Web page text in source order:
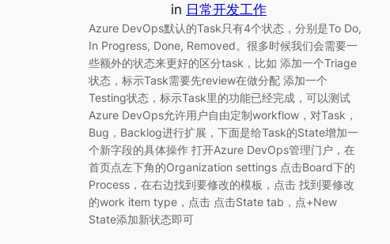
in 日常开发工作
Azure DevOps默认的Task只有4个状态，分别是To Do,
In Progress, Done, Removed。很多时候我们会需要一
些额外的状态来更好的区分task，比如 添加一个Triage
状态，标示Task需要先review在做分配 添加一个
Testing状态，标示Task里的功能已经完成，可以测试
Azure DevOps允许用户自由定制workflow，对Task，
Bug，Backlog进行扩展，下面是给Task的State增加一
个新字段的具体操作 打开Azure DevOps管理门户，在
首页点左下角的Organization settings 点击Board下的
Process，在右边找到要修改的模板，点击 找到要修改
的work item type，点击 点击State tab，点+New
State添加新状态即可